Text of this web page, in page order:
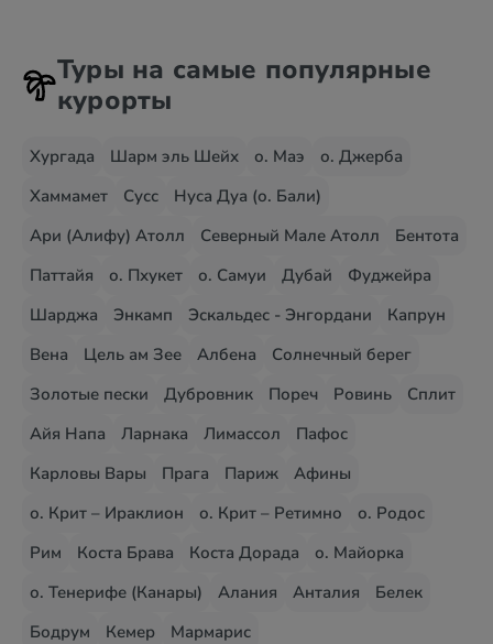
Туры на самые популярные
курорты
Хургада Шарм эль Шейх о. Маэ
о. Джерба
Хаммамет
Сусс
Нуса Дуа (о. Бали)
Ари (Алифу) Атолл
Северный Мале Атолл
Бентота
Паттайя
о. Пхукет о. Самуи Дубай
Фуджейра
Шарджа
Энкамп Эскальдес - Энгордани
Капрун
Вена
Цель ам Зее Албена
Солнечный берег
Золотые пески
Дубровник Пореч Ровинь
Сплит
Айя Напа
Ларнака Лимассол
Пафос
Карловы Вары
Прага Париж
Афины
о. Крит – Ираклион
о. Крит – Ретимно
о. Родос
Рим
Коста Брава Коста Дорада
о. Майорка
о. Тенерифе (Канары)
Алания Анталия
Белек
Бодрум
Кемер Мармарис